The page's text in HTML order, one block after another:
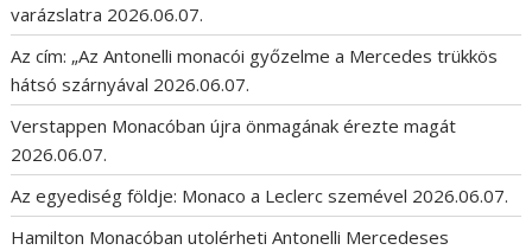
varázslatra 2026.06.07.
Az cím: „Az Antonelli monacói győzelme a Mercedes trükkös
hátsó szárnyával 2026.06.07.
Verstappen Monacóban újra önmagának érezte magát
2026.06.07.
Az egyediség földje: Monaco a Leclerc szemével 2026.06.07.
Hamilton Monacóban utolérheti Antonelli Mercedeses